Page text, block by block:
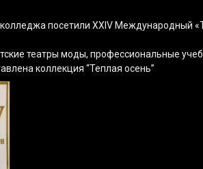
посетили XXIV Международный
театры моды, профессиональные
коллекция “Теплая осень”